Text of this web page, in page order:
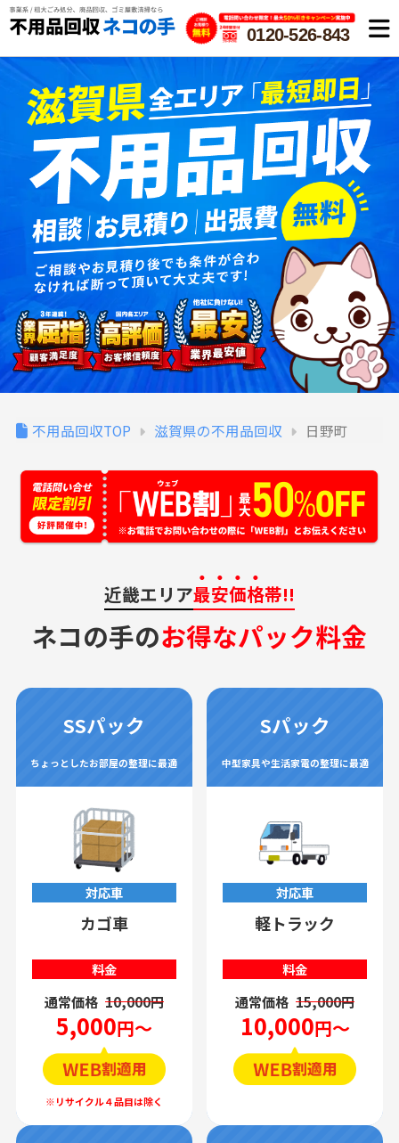
0120-526-843
不用品回収TOP 滋賀県の不用品回収 日野町
近畿エリア最安価格帯!!
ネコの手のお得なパック料金
SSパック
ちょっとしたお部屋の整理に最適
対応車
カゴ車
料金
通常価格 10,000円
5,000円～
Sパック
中型家具や生活家電の整理に最適
対応車
軽トラック
料金
通常価格 15,000円
10,000円～